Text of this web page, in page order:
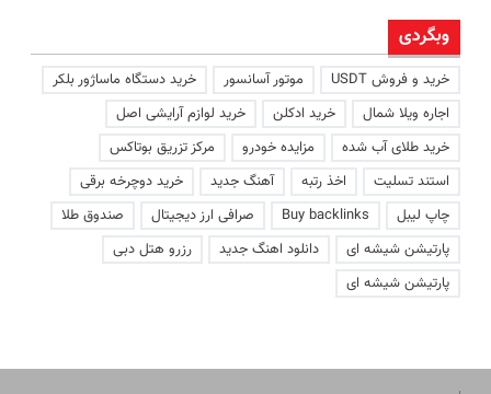
وبگردی
خرید و فروش USDT موتور آسانسور
خرید دستگاه ماساژور بلکر
اجاره ویلا شمال
خرید ادکلن
خرید لوازم آرایشی اصل
خرید طلای آب شده
مزایده خودرو
مرکز تزریق بوتاکس
استند تسلیت
اخذ رتبه آهنگ جدید
خرید دوچرخه برقی
چاپ لیبل
Buy backlinks صرافی ارز دیجیتال
صندوق طلا
پارتیشن شیشه ای
دانلود اهنگ جدید
رزرو هتل دبی
پارتیشن شیشه ای